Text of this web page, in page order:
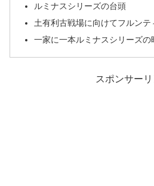
ルミナスシリーズの台頭
土有利古戦場に向けてフルンテ
一家に一本ルミナスシリーズの
スポンサーリ